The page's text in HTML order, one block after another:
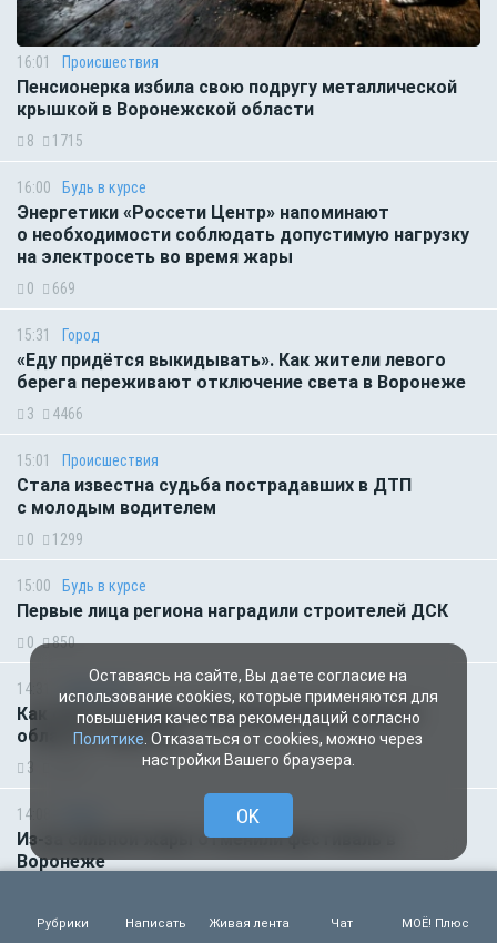
16:01 Происшествия
Пенсионерка избила свою подругу металлической
крышкой в Воронежской области
8 1715
16:00 Будь в курсе
Энергетики «Россети Центр» напоминают
о необходимости соблюдать допустимую нагрузку
на электросеть во время жары
0 669
15:31 Город
«Еду придётся выкидывать». Как жители левого
берега переживают отключение света в Воронеже
3 4466
15:01 Происшествия
Стала известна судьба пострадавших в ДТП
с молодым водителем
0 1299
15:00 Будь в курсе
Первые лица региона наградили строителей ДСК
0 850
14:31
Как обстоят дела с бензином в Воронежской
области 7 августа
3
14:08
Из-за сильной жары отменили фестиваль в
Воронеже
Рубрики Написать Живая лента Чат МОЁ! Плюс
Оставаясь на сайте, Вы даете согласие на
использование cookies, которые применяются для
повышения качества рекомендаций согласно
Политике . Отказаться от cookies, можно через
настройки Вашего браузера.
OK